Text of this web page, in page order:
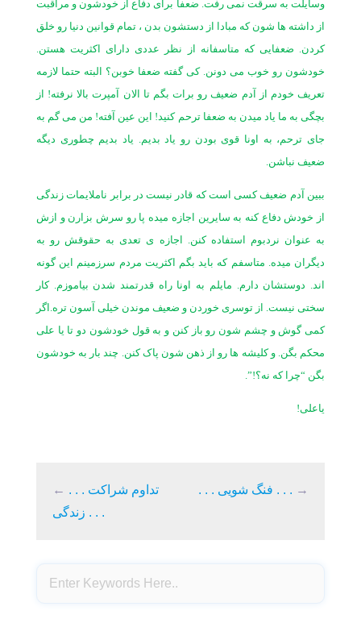
وسایلت به سرقت نمی رفت. ضعفا برای دفاع از خودشون و مراقبت
از داشته ها شون که مبادا از دستشون بدن ، تمام قوانین دنیا رو خلق
کردن. ضعفایی که متاسفانه از نظر عددی دارای اکثریت هستن.
خودشون رو خوب می دونن. کی گفته ضعفا خوبن؟ البته حتما لازمه
تعریف خودم از آدم ضعیف رو برات بگم تا الان آمپرت بالا نرفته! از
بچگی به ما یاد میدن به ضعفا ترحم کنید! این عین آفته! من می گم به
جای ترحم، به اونا قوی بودن رو یاد بدیم. یاد بدیم چطوری دیگه
ضعیف نباشن.
ببین آدم ضعیف کسی است که قادر نیست در برابر ناملایمات زندگی
از خودش دفاع کنه به سایرین اجازه میده پا رو سرش بزارن و ازش
به عنوان نردبوم استفاده کنن. اجازه ی تعدی به حقوقش رو به
دیگران میده. متاسفم که باید بگم اکثریت مردم سرزمینم این گونه
اند. دوستشان دارم. مایلم به اونا راه قدرتمند شدن بیاموزم. کار
سختی نیست. از توسری خوردن و ضعیف موندن خیلی آسون تره.اگر
کمی گوش و چشم شون رو باز کنن و به قول خودشون دو تا یا علی
محکم بگن. و کلیشه ها رو از ذهن شون پاک کنن. چند بار به خودشون
بگن “چرا که نه؟!”.
یاعلی!
← . . . تداوم شراکت
زندگی . . .
. . . فنگ شویی . . . →